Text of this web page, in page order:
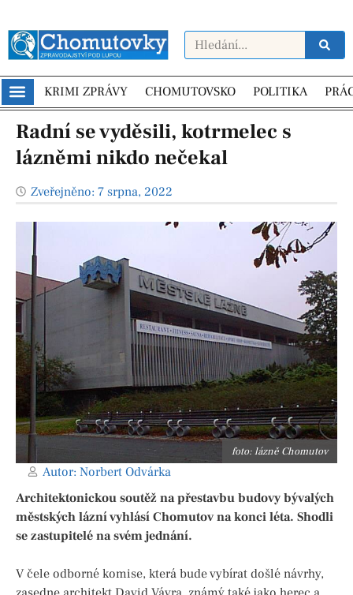
KRIMI ZPRÁVY CHOMUTOVSKO POLITIKA
Radní se vyděsili, kotrmelec s
lázněmi nikdo nečekal
Zveřejněno: 7 srpna, 2022
foto: lázně Chomutov
Autor: Norbert Odvárka
Architektonickou soutěž na přestavbu budovy bývalých
městských lázní vyhlásí Chomutov na konci léta. Shodli
se zastupitelé na svém jednání.
V čele odborné komise, která bude vybírat došlé návrhy,